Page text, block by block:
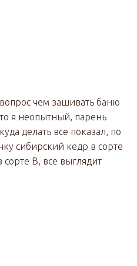
чем зашивать баню
я неопытный, парень
делать все показал, по
сибирский кедр в сорте
В, все выглядит